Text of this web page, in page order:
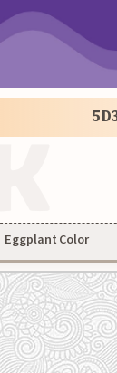
Eggplant Color